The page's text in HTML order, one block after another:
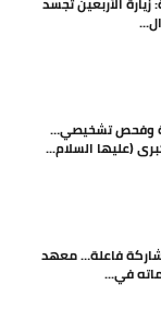
طبية وفحص تشخيصي…
(عليها السلام...
نوعياً و(80) مشاركة فاعلة… معهد
في...